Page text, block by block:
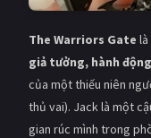
Âu - Mỹ
Ấn Độ
Tổng hợp
The Warriors Gate
giả tưởng, hành
của một thiếu niên
thủ vai). Jack là một
gian rúc mình trong